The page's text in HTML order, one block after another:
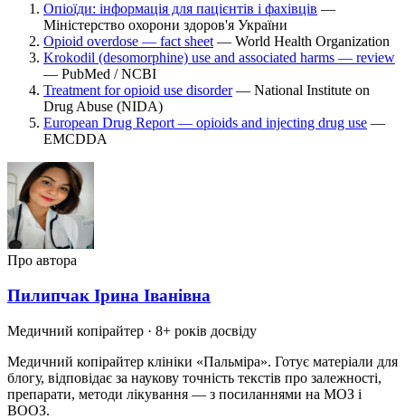
Опіоїди: інформація для пацієнтів і фахівців —
Міністерство охорони здоров'я України
Opioid overdose — fact sheet— World Health Organization
Krokodil (desomorphine) use and associated harms — review
— PubMed / NCBI
Treatment for opioid use disorder— National Institute on
Drug Abuse (NIDA)
European Drug Report — opioids and injecting drug use —
EMCDDA
Про автора
Пилипчак Ірина Іванівна
Медичний копірайтер · 8+ років досвіду
Медичний копірайтер клініки «Пальміра». Готує матеріали для
блогу, відповідає за наукову точність текстів про залежності,
препарати, методи лікування — з посиланнями на МОЗ і
ВООЗ.